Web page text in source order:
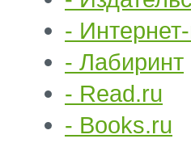
-
- Лабиринт
- Read.ru
- Books.ru